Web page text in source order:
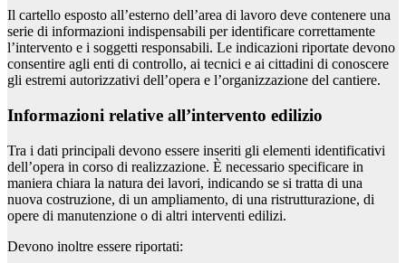
Il cartello esposto all’esterno dell’area di lavoro deve contenere una
serie di informazioni indispensabili per identificare correttamente
l’intervento e i soggetti responsabili. Le indicazioni riportate devono
consentire agli enti di controllo, ai tecnici e ai cittadini di conoscere
gli estremi autorizzativi dell’opera e l’organizzazione del cantiere.
Informazioni relative all’intervento edilizio
Tra i dati principali devono essere inseriti gli elementi identificativi
dell’opera in corso di realizzazione. È necessario specificare in
maniera chiara la natura dei lavori, indicando se si tratta di una
nuova costruzione, di un ampliamento, di una ristrutturazione, di
opere di manutenzione o di altri interventi edilizi.
Devono inoltre essere riportati: